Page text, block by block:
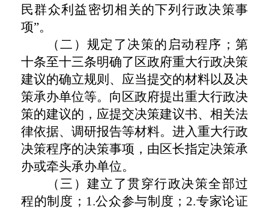
民群众利益密切相关的下列行政决策事
项”。
（二）规定了决策的启动程序；第
十条至十三条明确了区政府重大行政决策
建议的确立规则、应当提交的材料以及决
策承办单位等。向区政府提出重大行政决
策的建议的，应提交决策建议书、相关法
律依据、调研报告等材料。进入重大行政
决策程序的决策事项，由区长指定决策承
办或牵头承办单位。
（三）建立了贯穿行政决策全部过
程的制度； 1.公众参与制度； 2.专家论证